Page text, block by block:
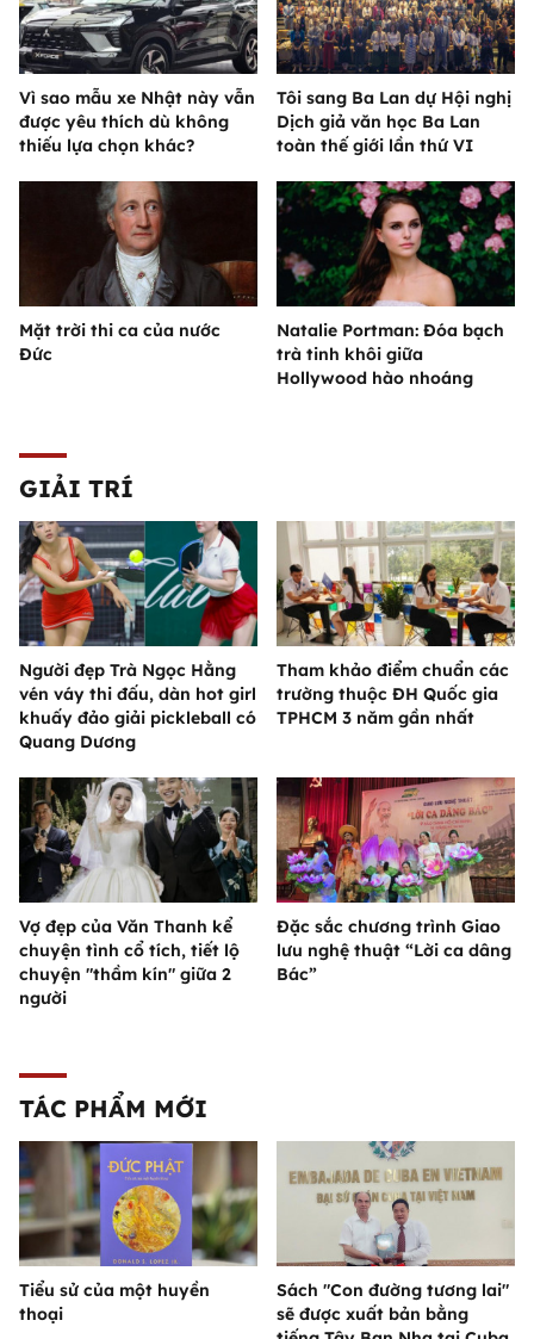
Vì sao mẫu xe Nhật này vẫn
được yêu thích dù không
thiếu lựa chọn khác?
Tôi sang Ba Lan dự Hội nghị
Dịch giả văn học Ba Lan
toàn thế giới lần thứ VI
Mặt trời thi ca của nước
Đức
Natalie Portman: Đóa bạch
trà tinh khôi giữa
Hollywood hào nhoáng
GIẢI TRÍ
Người đẹp Trà Ngọc Hằng
vén váy thi đấu, dàn hot girl
khuấy đảo giải pickleball có
Quang Dương
Tham khảo điểm chuẩn các
trường thuộc ĐH Quốc gia
TPHCM 3 năm gần nhất
Vợ đẹp của Văn Thanh kể
chuyện tình cổ tích, tiết lộ
chuyện "thầm kín" giữa 2
người
Đặc sắc chương trình Giao
lưu nghệ thuật “Lời ca dâng
Bác”
TÁC PHẨM MỚI
Tiểu sử của một huyền
thoại
Sách "Con đường tương lai"
sẽ được xuất bản bằng